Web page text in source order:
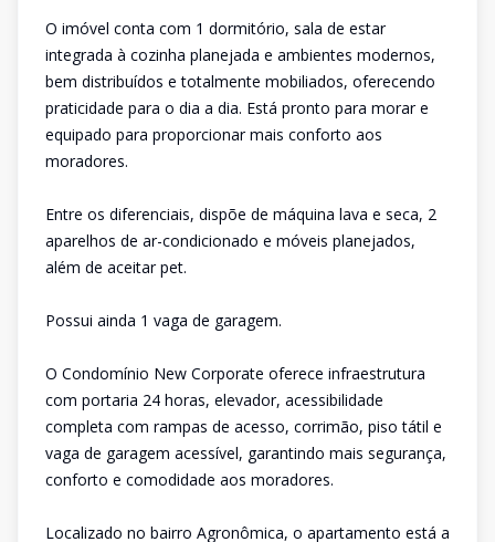
O imóvel conta com 1 dormitório, sala de estar
integrada à cozinha planejada e ambientes modernos,
bem distribuídos e totalmente mobiliados, oferecendo
praticidade para o dia a dia. Está pronto para morar e
equipado para proporcionar mais conforto aos
moradores.
Entre os diferenciais, dispõe de máquina lava e seca, 2
aparelhos de ar-condicionado e móveis planejados,
além de aceitar pet.
Possui ainda 1 vaga de garagem.
O Condomínio New Corporate oferece infraestrutura
com portaria 24 horas, elevador, acessibilidade
completa com rampas de acesso, corrimão, piso tátil e
vaga de garagem acessível, garantindo mais segurança,
conforto e comodidade aos moradores.
Localizado no bairro Agronômica, o apartamento está a